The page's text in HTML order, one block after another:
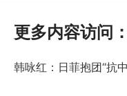
更多内容访问：
韩咏红：日菲抱团“抗